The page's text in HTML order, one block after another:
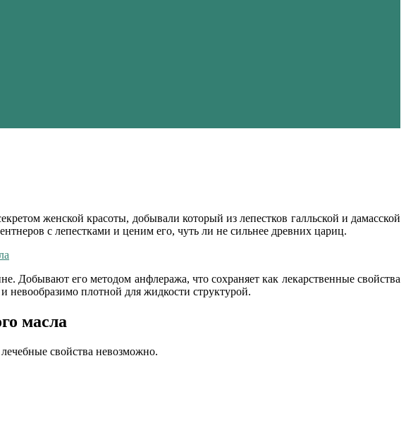
женской красоты, добывали который из лепестков галльской и дамасской
с лепестками и ценим его, чуть ли не сильнее древних цариц.
его методом анфлеража, что сохраняет как лекарственные свойства
невообразимо плотной для жидкости структурой.
масла
свойства невозможно.